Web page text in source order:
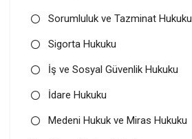
Sorumluluk ve Tazminat Hukuku
Sigorta Hukuku
İş ve Sosyal Güvenlik Hukuku
İdare Hukuku
Medeni Hukuk ve Miras Hukuku